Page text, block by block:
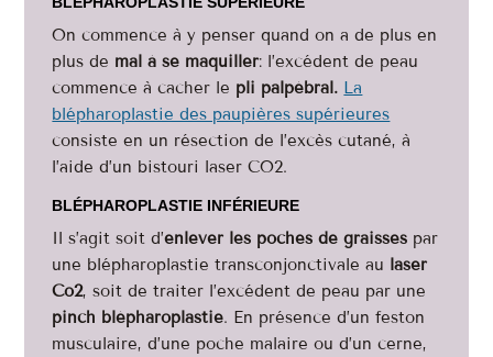
On commence à y penser quand on a de plus en
plus de mal à se maquiller: l’excédent de peau
commence à cacher le pli palpébral. La
blépharoplastie des paupières supérieures
consiste en un résection de l’excès cutané, à
l’aide d’un bistouri laser CO2.
BLÉPHAROPLASTIE INFÉRIEURE
Il s’agit soit d’enlever les poches de graisses par
une blépharoplastie transconjonctivale au laser
Co2, soit de traiter l’excédent de peau par une
pinch blépharoplastie. En présence d’un feston
musculaire, d’une poche malaire ou d’un cerne,